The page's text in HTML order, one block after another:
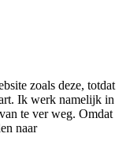
zoals deze, totdat
Ik werk namelijk in
te ver weg. Omdat
naar